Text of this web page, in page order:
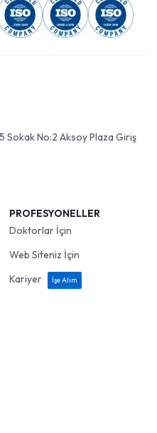
Sokak No:2 Aksoy Plaza Giriş
PROFESYONELLER
Doktorlar İçin
Web Siteniz İçin
Kariyer
İşe Alım